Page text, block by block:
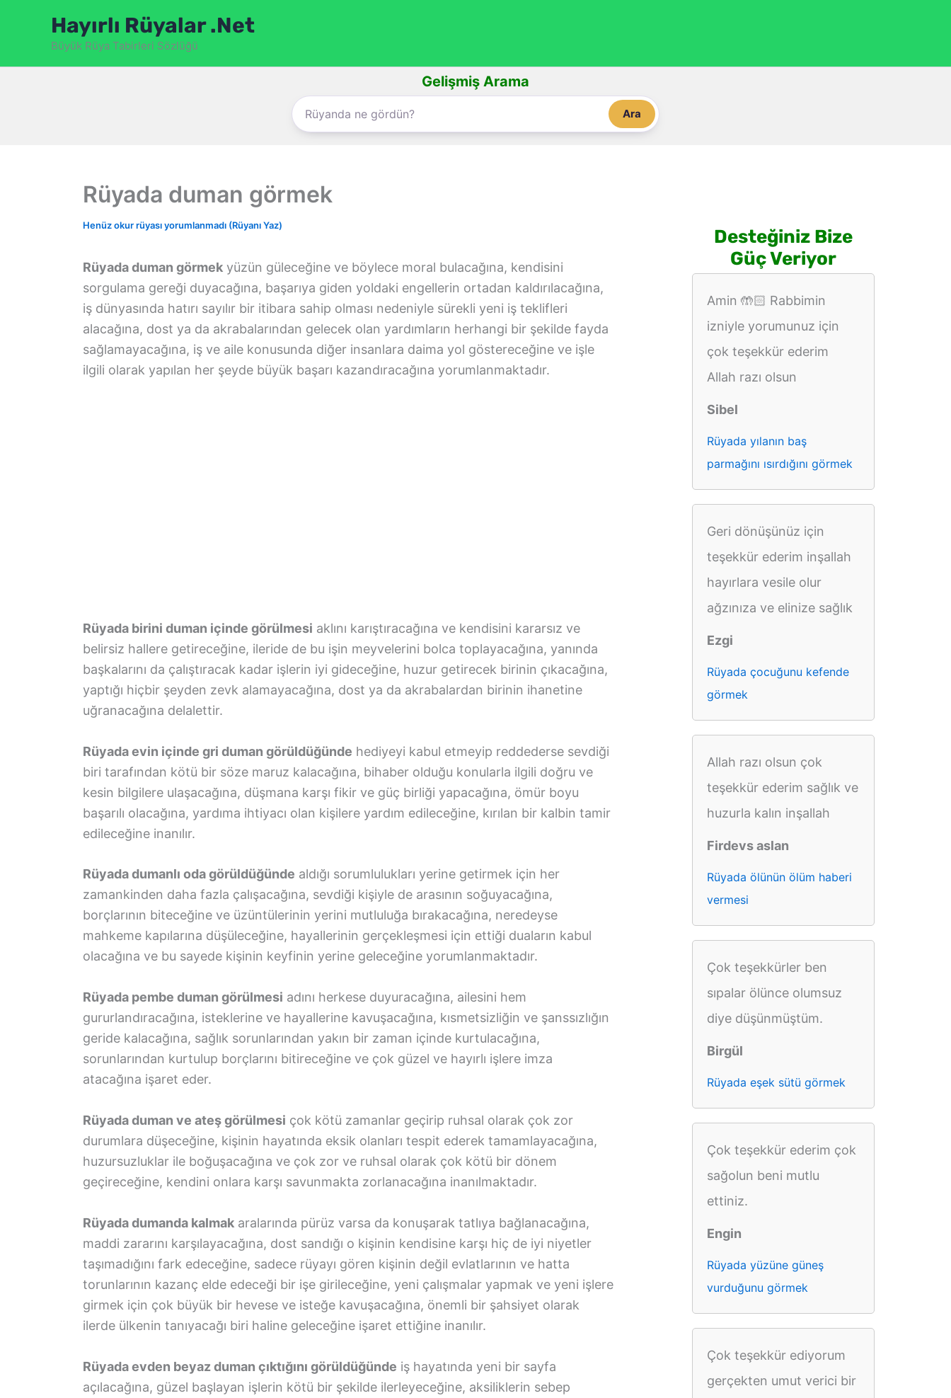
Hayırlı Rüyalar .Net
Büyük Rüya Tabirleri Sözlüğü
Gelişmiş Arama
Ara
Rüyada duman görmek
Henüz okur rüyası yorumlanmadı (Rüyanı Yaz)
Rüyada duman görmek yüzün güleceğine ve böylece moral bulacağına, kendisini
sorgulama gereği duyacağına, başarıya giden yoldaki engellerin ortadan kaldırılacağına,
iş dünyasında hatırı sayılır bir itibara sahip olması nedeniyle sürekli yeni iş teklifleri
alacağına, dost ya da akrabalarından gelecek olan yardımların herhangi bir şekilde fayda
sağlamayacağına, iş ve aile konusunda diğer insanlara daima yol göstereceğine ve işle
ilgili olarak yapılan her şeyde büyük başarı kazandıracağına yorumlanmaktadır.
Rüyada birini duman içinde görülmesi aklını karıştıracağına ve kendisini kararsız ve
belirsiz hallere getireceğine, ileride de bu işin meyvelerini bolca toplayacağına, yanında
başkalarını da çalıştıracak kadar işlerin iyi gideceğine, huzur getirecek birinin çıkacağına,
yaptığı hiçbir şeyden zevk alamayacağına, dost ya da akrabalardan birinin ihanetine
uğranacağına delalettir.
Rüyada evin içinde gri duman görüldüğünde hediyeyi kabul etmeyip reddederse sevdiği
biri tarafından kötü bir söze maruz kalacağına, bihaber olduğu konularla ilgili doğru ve
kesin bilgilere ulaşacağına, düşmana karşı fikir ve güç birliği yapacağına, ömür boyu
başarılı olacağına, yardıma ihtiyacı olan kişilere yardım edileceğine, kırılan bir kalbin tamir
edileceğine inanılır.
Rüyada dumanlı oda görüldüğünde aldığı sorumlulukları yerine getirmek için her
zamankinden daha fazla çalışacağına, sevdiği kişiyle de arasının soğuyacağına,
borçlarının biteceğine ve üzüntülerinin yerini mutluluğa bırakacağına, neredeyse
mahkeme kapılarına düşüleceğine, hayallerinin gerçekleşmesi için ettiği duaların kabul
olacağına ve bu sayede kişinin keyfinin yerine geleceğine yorumlanmaktadır.
Rüyada pembe duman görülmesi adını herkese duyuracağına, ailesini hem
gururlandıracağına, isteklerine ve hayallerine kavuşacağına, kısmetsizliğin ve şanssızlığın
geride kalacağına, sağlık sorunlarından yakın bir zaman içinde kurtulacağına,
sorunlarından kurtulup borçlarını bitireceğine ve çok güzel ve hayırlı işlere imza
atacağına işaret eder.
Rüyada duman ve ateş görülmesi çok kötü zamanlar geçirip ruhsal olarak çok zor
durumlara düşeceğine, kişinin hayatında eksik olanları tespit ederek tamamlayacağına,
huzursuzluklar ile boğuşacağına ve çok zor ve ruhsal olarak çok kötü bir dönem
geçireceğine, kendini onlara karşı savunmakta zorlanacağına inanılmaktadır.
Rüyada dumanda kalmak aralarında pürüz varsa da konuşarak tatlıya bağlanacağına,
maddi zararını karşılayacağına, dost sandığı o kişinin kendisine karşı hiç de iyi niyetler
taşımadığını fark edeceğine, sadece rüyayı gören kişinin değil evlatlarının ve hatta
torunlarının kazanç elde edeceği bir işe girileceğine, yeni çalışmalar yapmak ve yeni işlere
girmek için çok büyük bir hevese ve isteğe kavuşacağına, önemli bir şahsiyet olarak
ilerde ülkenin tanıyacağı biri haline geleceğine işaret ettiğine inanılır.
Rüyada evden beyaz duman çıktığını görüldüğünde iş hayatında yeni bir sayfa
açılacağına, güzel başlayan işlerin kötü bir şekilde ilerleyeceğine, aksiliklerin sebep
Desteğiniz Bize
Güç Veriyor
Amin 🤲🏻 Rabbimin
izniyle yorumunuz için
çok teşekkür ederim
Allah razı olsun
Sibel
Rüyada yılanın baş
parmağını ısırdığını görmek
Geri dönüşünüz için
teşekkür ederim inşallah
hayırlara vesile olur
ağzınıza ve elinize sağlık
Ezgi
Rüyada çocuğunu kefende
görmek
Allah razı olsun çok
teşekkür ederim sağlık ve
huzurla kalın inşallah
Firdevs aslan
Rüyada ölünün ölüm haberi
vermesi
Çok teşekkürler ben
sıpalar ölünce olumsuz
diye düşünmüştüm.
Birgül
Rüyada eşek sütü görmek
Çok teşekkür ederim çok
sağolun beni mutlu
ettiniz.
Engin
Rüyada yüzüne güneş
vurduğunu görmek
Çok teşekkür ediyorum
gerçekten umut verici bir